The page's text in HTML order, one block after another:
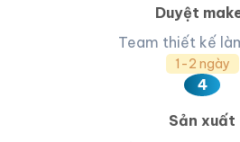
Duyệt
Team thiết kế
1-2 ngày
4
Sản xuất